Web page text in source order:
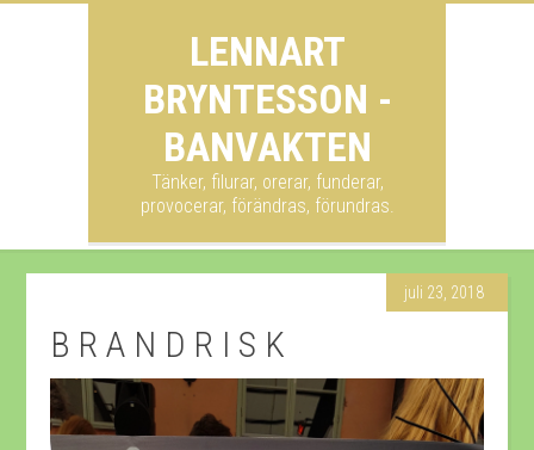
LENNART
BRYNTESSON -
BANVAKTEN
Tänker, filurar, orerar, funderar,
provocerar, förändras, förundras.
juli 23, 2018
B R A N D R I S K